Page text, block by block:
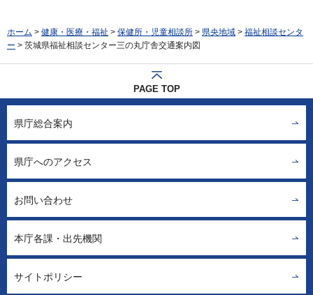
ホーム > 健康・医療・福祉 > 保健所・児童相談所 > 県央地域 > 福祉相談センタ
ー > 茨城県福祉相談センター三の丸庁舎交通案内図
PAGE TOP
県庁総合案内
県庁へのアクセス
お問い合わせ
本庁各課・出先機関
サイトポリシー